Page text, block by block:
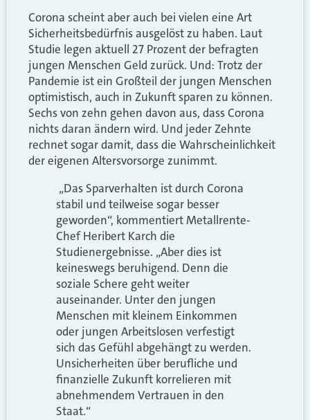
Corona scheint aber auch bei vielen eine Art
Sicherheitsbedürfnis ausgelöst zu haben. Laut
Studie legen aktuell 27 Prozent der befragten
jungen Menschen Geld zurück. Und: Trotz der
Pandemie ist ein Großteil der jungen Menschen
optimistisch, auch in Zukunft sparen zu können.
Sechs von zehn gehen davon aus, dass Corona
nichts daran ändern wird. Und jeder Zehnte
rechnet sogar damit, dass die Wahrscheinlichkeit
der eigenen Altersvorsorge zunimmt.
„Das Sparverhalten ist durch Corona
stabil und teilweise sogar besser
geworden“, kommentiert Metallrente-
Chef Heribert Karch die
Studienergebnisse. „Aber dies ist
keineswegs beruhigend. Denn die
soziale Schere geht weiter
auseinander. Unter den jungen
Menschen mit kleinem Einkommen
oder jungen Arbeitslosen verfestigt
sich das Gefühl abgehängt zu werden.
Unsicherheiten über berufliche und
finanzielle Zukunft korrelieren mit
abnehmendem Vertrauen in den
Staat.“